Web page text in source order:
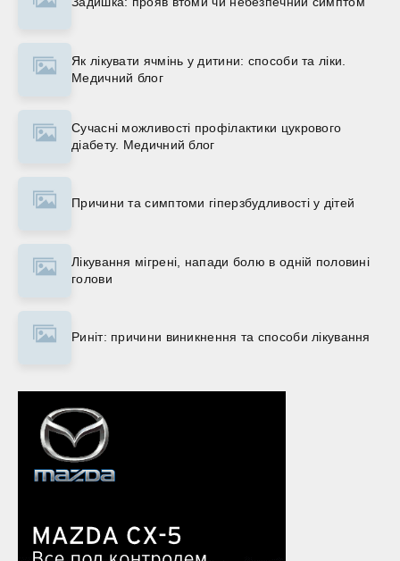
Як лікувати ячмінь у дитини: способи та ліки.
Медичний блог
Сучасні можливості профілактики цукрового
діабету. Медичний блог
Причини та симптоми гіперзбудливості у дітей
Лікування мігрені, напади болю в одній половині
голови
Риніт: причини виникнення та способи лікування